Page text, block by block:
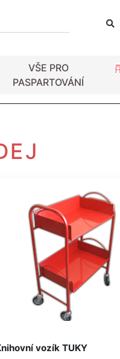
VŠE PRO
PASPARTOVÁNÍ
vozík TUKY